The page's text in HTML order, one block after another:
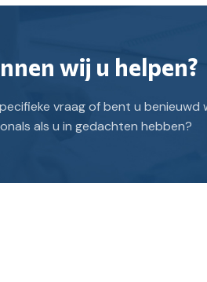
wij u helpen?
vraag of bent u
als u in gedachten hebben?